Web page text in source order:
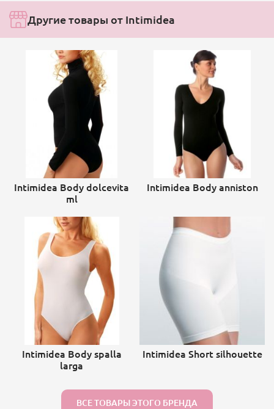
Другие товары от Intimidea
Intimidea Body dolcevita
ml
Intimidea Body anniston
Intimidea Body spalla
larga
Intimidea Short silhouette
ВСЕ ТОВАРЫ ЭТОГО БРЕНДА